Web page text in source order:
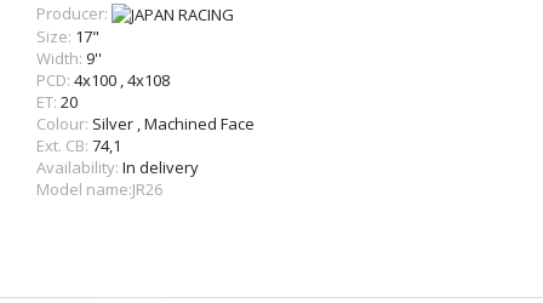
Producer:
Size: 17"
Width: 9''
PCD: 4x100 ,4x108
ET: 20
Colour: Silver ,Machined Face
Ext. CB: 74,1
Availability: In delivery
Model name:JR26